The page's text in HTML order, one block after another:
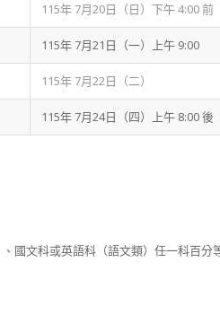
115年 7月20日（日）下午 4:00 前
115年 7月21日（一）上午 9:00
115年 7月22日（二）
115年 7月24日（四）上午 8:00 後
國文科或英語科（語文類）任一科百